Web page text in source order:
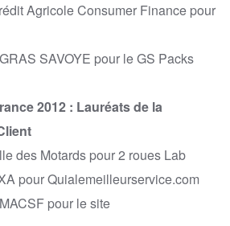
Agricole Consumer Finance pour
SAVOYE pour le GS Packs
2012 : Lauréats de la
des Motards pour 2 roues Lab
pour Quialemeilleurservice.com
pour le site